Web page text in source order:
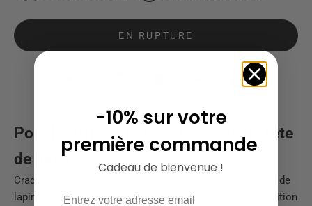
EN RUPTURE
Poncho d'hiver pour bébé capuche tête
de lapin
Craquez pour ce mignon petit poncho à capuche oreilles de
lapin ! Très doux au toucher et chaud grâce à sa composition
-10% sur votre
première commande
Cadeau de bienvenue !